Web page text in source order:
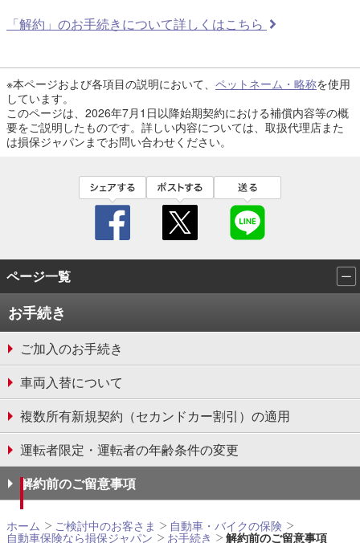
「解約」のお手続きについて詳しくはこちら
※本ページおよび各項目の説明において、 ペットネーム・略称を使用
しています。
このページは、2026年7月1日以降始期契約における補償内容等の概
要をご説明したものです。詳しい内容については、取扱代理店また
は損保ジャパンまでお問い合わせください。
facebook twitter
ページ一覧
お手続き
ご加入のお手続き
車両入替について
複数所有新規契約（セカンドカー割引）の適用
運転者限定・運転者の年齢条件の変更
解約前のご留意事項
ホーム ご検討中のお客さま 自動車・バイクの保険
自動車保険なら損保ジャパン お手続き 解約前のご留意事項